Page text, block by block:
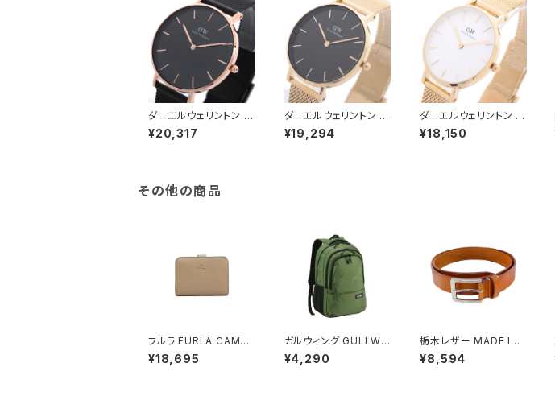
ダニエルウェリントン 腕
時計 PETITE ASHFIE
LD 36 ブラック DW00
¥20,317
ダニエルウェリントン 腕
時計 PETITE MESH 3
2 ブラック DW001003
¥19,294
ダニエルウェリントン 腕
時計 PETITE MESH 2
8 ホワイト DW00100
¥18,150
その他の商品
フルラ FURLA CAMEL
IA S COMPACT WAL
LETS 二つ折り財布 w
¥18,695
ガルウィング GULLWI
NG リュック 23L 軽量
大容量 デイパック 426
¥4,290
栃木レザー MADE IN
JAPAN ベルト 本革 日
本製 メイドインジャパ
¥8,594